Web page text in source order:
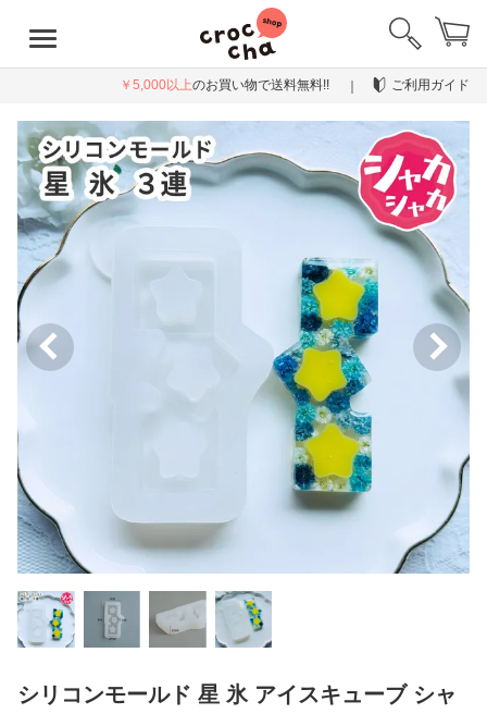
￥5,000以上のお買い物で送料無料!! ご利用ガイド
シリコンモールド 星 氷 アイスキューブ シャ